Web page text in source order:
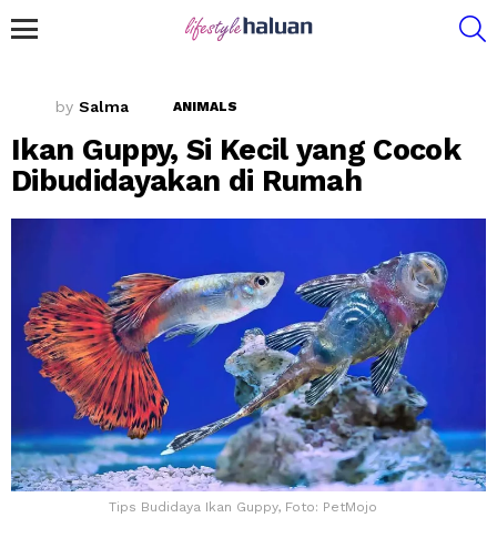
by Salma ANIMALS
Ikan Guppy, Si Kecil yang Cocok
Dibudidayakan di Rumah
Tips Budidaya Ikan Guppy, Foto: PetMojo